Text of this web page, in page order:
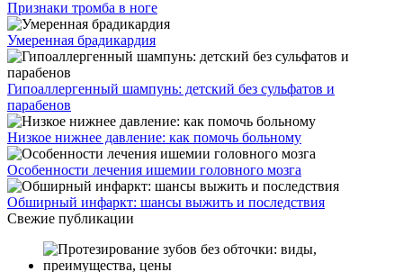
Признаки тромба в ноге
Умеренная брадикардия
Гипоаллергенный шампунь: детский без сульфатов и
парабенов
Низкое нижнее давление: как помочь больному
Особенности лечения ишемии головного мозга
Обширный инфаркт: шансы выжить и последствия
Свежие публикации